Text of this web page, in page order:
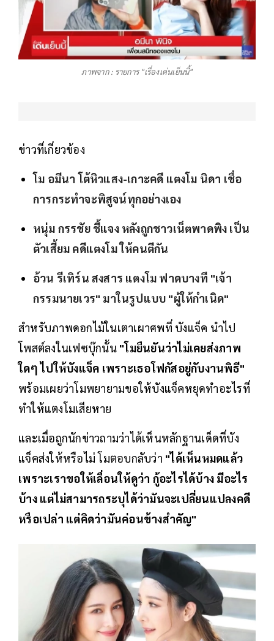
ภาพจาก : รายการ "เรื่องเด่นเย็นนี้"
ข่าวที่เกี่ยวข้อง
โม อมีนา โต้หิวแสง-เกาะคดี แตงโม นิดา เชื่อ
การกระทำจะพิสูจน์ทุกอย่างเอง
หนุ่ม กรรชัย ชี้แจง หลังถูกชาวเน็ตพาดพิง เป็น
ตัวเสี้ยม คดีแตงโม ให้คนตีกัน
อ้วน รีเทิร์น สงสาร แตงโม ฟาดบางที "เจ้า
กรรมนายเวร" มาในรูปแบบ "ผู้ให้กำเนิด"
สำหรับภาพดอกไม้ในเตาเผาศพที่ บังแจ็ค นำไป
โพสต์ลงในเฟซบุ๊กนั้น "โมยืนยันว่าไม่เคยส่งภาพ
ใดๆ ไปให้บังแจ็ค เพราะเธอโฟกัสอยู่กับงานพิธี"
พร้อมเผยว่าโมพยายามขอให้บังแจ็คหยุดทำอะไรที่
ทำให้แตงโมเสียหาย
และเมื่อถูกนักข่าวถามว่าได้เห็นหลักฐานเด็ดที่บัง
แจ็คส่งให้หรือไม่ โมตอบกลับว่า "ได้เห็นหมดแล้ว
เพราะเราขอให้เลื่อนให้ดูว่า กู้อะไรได้บ้าง มีอะไร
บ้าง แต่ไม่สามารถระบุได้ว่ามันจะเปลี่ยนแปลงคดี
หรือเปล่า แต่คิดว่ามันค่อนข้างสำคัญ"